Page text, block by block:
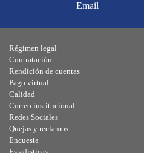
Email
Régimen legal
Contratación
Rendición de cuentas
Pago virtual
Calidad
Correo institucional
Redes Sociales
Quejas y reclamos
Encuesta